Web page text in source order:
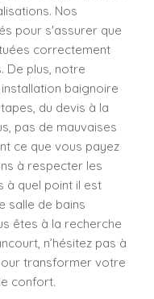
Nos
pour s'assurer que
correctement
De plus, notre
baignoire
du devis à la
pas de mauvaises
ce que vous payez
à respecter les
à quel point il est
salle de bains
êtes à la recherche
n’hésitez pas à
transformer votre
confort.